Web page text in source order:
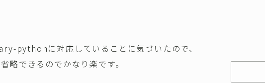
pythonに対応していることに気づいたので、
略できるのでかなり楽です。